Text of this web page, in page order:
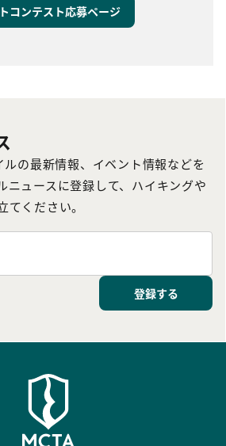
コンテスト応募ページ
ルの最新情報、イベント情報などを
ニュースに登録して、ハイキングや
ください。
登録する